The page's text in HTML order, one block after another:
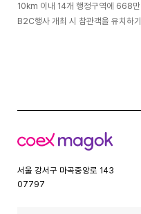
10km 이내 14개 행정구역에 668
B2C행사 개최 시 참관객을 유치하
코
스
서울 강서구 마곡중앙로 143
07797